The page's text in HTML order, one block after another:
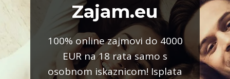
Zajam.eu
100% online zajmovi do 4000
EUR na 18 rata samo s
osobnom iskaznicom! Isplata